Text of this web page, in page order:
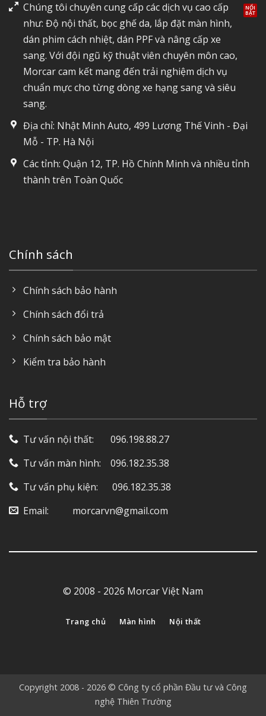
Chúng tôi chuyên cung cấp các dịch vụ cao cấp
như: Độ nội thất, bọc ghế da, lắp đặt màn hình,
dán phim cách nhiệt, dán PPF và nâng cấp xe
sang. Với đội ngũ kỹ thuật viên chuyên môn cao,
Morcar cam kết mang đến trải nghiệm dịch vụ
chuẩn mực cho từng dòng xe hạng sang và siêu
sang.
Địa chỉ: Nhật Minh Auto, 499 Lương Thế Vinh - Đại
Mỗ - TP. Hà Nội
Các tỉnh: Quận 12, TP. Hồ Chính Minh và nhiều tỉnh
thành trên Toàn Quốc
Chính sách
Chính sách bảo hành
Chính sách đổi trả
Chính sách bảo mật
Kiểm tra bảo hành
Hỗ trợ
Tư vấn nội thất: ‎ ‎ ‎ ‎ ‎ ‎ 096.198.88.27
Tư vấn màn hình: ‎ ‎ ‎ 096.182.35.38
Tư vấn phụ kiện: ‎ ‎ ‎ ‎‎ ‎ 096.182.35.38
Email: ‎ ‎ ‎ ‎ ‎ ‎ ‎ ‎ ‎ morcarvn@gmail.com
© 2008 - 2026 Morcar Việt Nam
Trang chủ Màn hình Nội thất
Copyright 2008 - 2026 © Công ty cổ phần Đầu tư và Công
nghệ Thiên Trường